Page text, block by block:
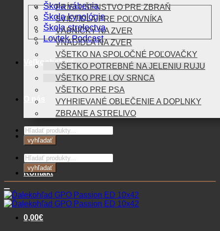
Škola vábenia
Škola kynológie
Škola strelectva
Lovtek Podcast
Veľkoobchod
O nás
Blog
Kontakt
0,00€
PRÍSLUŠENSTVO PRE ZBRAŇ
SVIETIDLÁ PRE POĽOVNÍKA
VÁBNIČKY NA ZVER
VNADIDLÁ NA ZVER
VŠETKO NA SPOLOČNÉ POĽOVAČKY
VŠETKO POTREBNÉ NA JELENIU RUJU
VŠETKO PRE LOV SRNCA
VŠETKO PRE PSA
VYHRIEVANÉ OBLEČENIE A DOPLNKY
ZBRANE A STRELIVO
Products
search
vyhľadať
Products
search
vyhľadať